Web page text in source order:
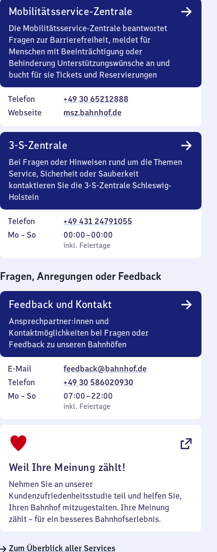
Mobilitätsservice-Zentrale
Die Mobilitätsservice-Zentrale beantwortet
Fragen zur Barrierefreiheit, meldet für
Menschen mit Beeinträchtigung oder
Behinderung Unterstützungswünsche an und
bucht für sie Tickets und Reservierungen
Telefon
+49 30 65212888
Webseite
msz.bahnhof.de
3-S-Zentrale
Bei Fragen oder Hinweisen rund um die Themen
Service, Sicherheit oder Sauberkeit
kontaktieren Sie die 3-S-Zentrale Schleswig-
Holstein
Telefon
+49 431 24791055
Montag
Mo – So,
inkl. Feiertage
00:00–00:00
Von
0
0
Uhr
inkl. Feiertage
Fragen, Anregungen oder Feedback
Feedback und Kontakt
Ansprechpartner:innen und
Kontaktmöglichkeiten bei Fragen oder
Feedback zu unseren Bahnhöfen
E-Mail
feedback@bahnhof.de
Telefon
+49 30 586020930
Montag
Mo – So,
inkl. Feiertage
07:00–22:00
Von
7
inkl. Feiertage
Weil Ihre Meinung zählt!
Nehmen Sie an unserer
Kundenzufriedenheitsstudie teil und helfen Sie,
Ihren Bahnhof mitzugestalten. Ihre Meinung
zählt – für ein besseres Bahnhofserlebnis.
Zum Überblick aller Services